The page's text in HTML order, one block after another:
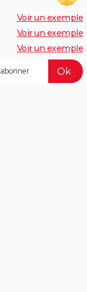
Voir un exemple
Voir un exemple
Voir un exemple